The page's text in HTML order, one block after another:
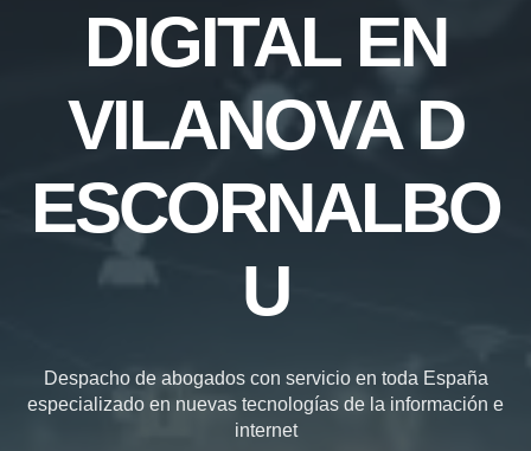
DIGITAL EN
VILANOVA D
ESCORNALBO
U
Despacho de abogados con servicio en toda España
especializado en nuevas tecnologías de la información e
internet